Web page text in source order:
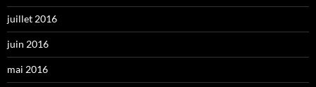
juillet 2016
juin 2016
mai 2016